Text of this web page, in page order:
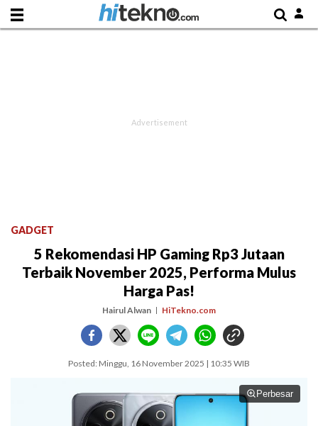
GADGET
5 Rekomendasi HP Gaming Rp3 Jutaan
Terbaik November 2025, Performa Mulus
Harga Pas!
Hairul Alwan HiTekno.com
Posted: Minggu, 16 November 2025 | 10:35 WIB
Perbesar